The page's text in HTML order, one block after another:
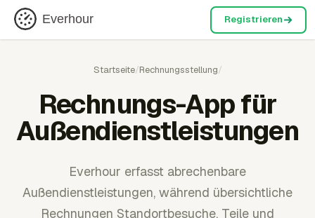
Everhour Registrieren
Startseite/Rechnungsstellung/
Rechnungs-App für
Außendienstleistungen
Everhour erfasst abrechenbare
Außendienstleistungen, während übersichtliche
Rechnungen Standortbesuche, Teile und